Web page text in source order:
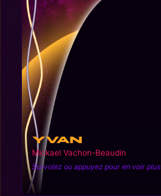
Yvan
Mickael Vachon-Beaudin
Survolez ou appuyez pour en voir plus